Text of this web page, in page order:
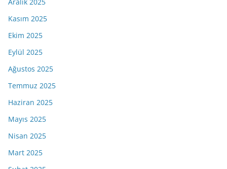
Kasım 2025
Ekim 2025
Eylül 2025
Ağustos 2025
Temmuz 2025
Haziran 2025
Mayıs 2025
Nisan 2025
Mart 2025